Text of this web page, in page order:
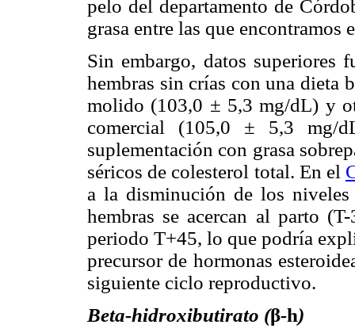
pelo del departamento de
grasa entre las que encontramos
Sin embargo, datos superiores
hembras sin crías con una dieta
molido (103,0 ± 5,3 mg/dL) y
comercial (105,0 ± 5,3 mg/
suplementación con grasa
séricos de colesterol total. En el
a la disminución de los
hembras se acercan al parto
periodo T+45, lo que podría
precursor de hormonas
siguiente ciclo reproductivo.
Beta-hidroxibutirato (β-h)